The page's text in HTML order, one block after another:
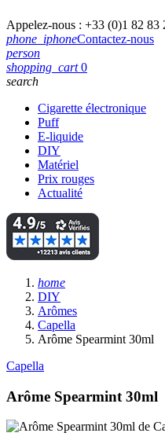
Appelez-nous : +33 (0)1 82 83
phone_iphoneContactez-nous
person
shopping_cart 0
search
Cigarette électronique
Puff
E-liquide
DIY
Matériel
Prix rouges
Actualité
home
DIY
Arômes
Capella
Arôme Spearmint 30ml
Capella
Arôme Spearmint 30ml